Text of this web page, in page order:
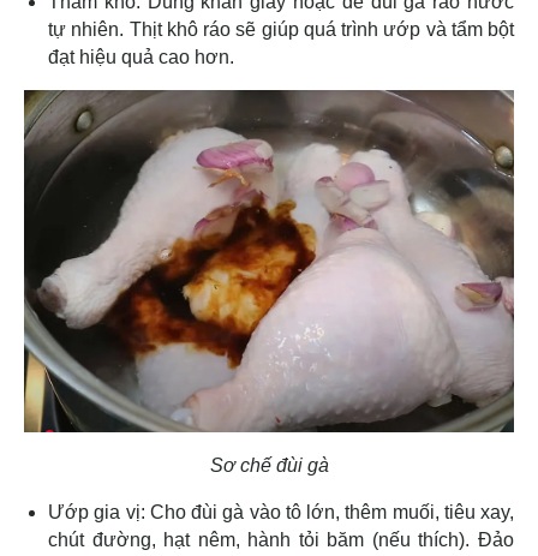
tự nhiên. Thịt khô ráo sẽ giúp quá trình ướp và tẩm bột
đạt hiệu quả cao hơn.
Sơ chế đùi gà
Ướp gia vị: Cho đùi gà vào tô lớn, thêm muối, tiêu xay,
chút đường, hạt nêm, hành tỏi băm (nếu thích). Đảo